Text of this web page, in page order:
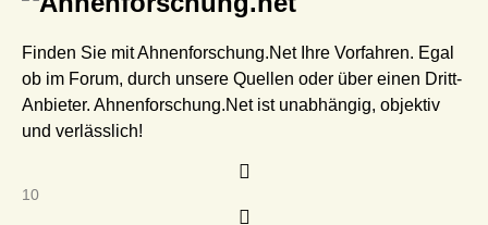
Finden Sie mit Ahnenforschung.Net Ihre Vorfahren. Egal
ob im Forum, durch unsere Quellen oder über einen Dritt-
Anbieter. Ahnenforschung.Net ist unabhängig, objektiv
und verlässlich!
10